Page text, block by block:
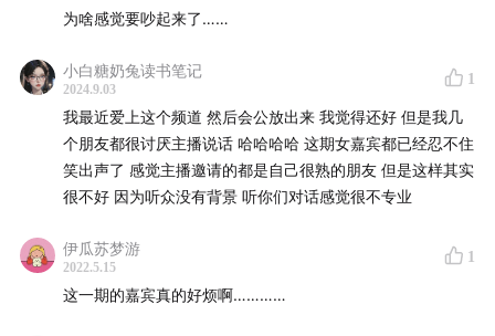
为啥感觉要吵起来了……
小白糖奶兔读书笔记
2024.9.03
1
我最近爱上这个频道 然后会公放出来 我觉得还好 但是我几
个朋友都很讨厌主播说话 哈哈哈哈 这期女嘉宾都已经忍不住
笑出声了 感觉主播邀请的都是自己很熟的朋友 但是这样其实
很不好 因为听众没有背景 听你们对话感觉很不专业
伊瓜苏梦游
2022.5.15
1
这一期的嘉宾真的好烦啊…………